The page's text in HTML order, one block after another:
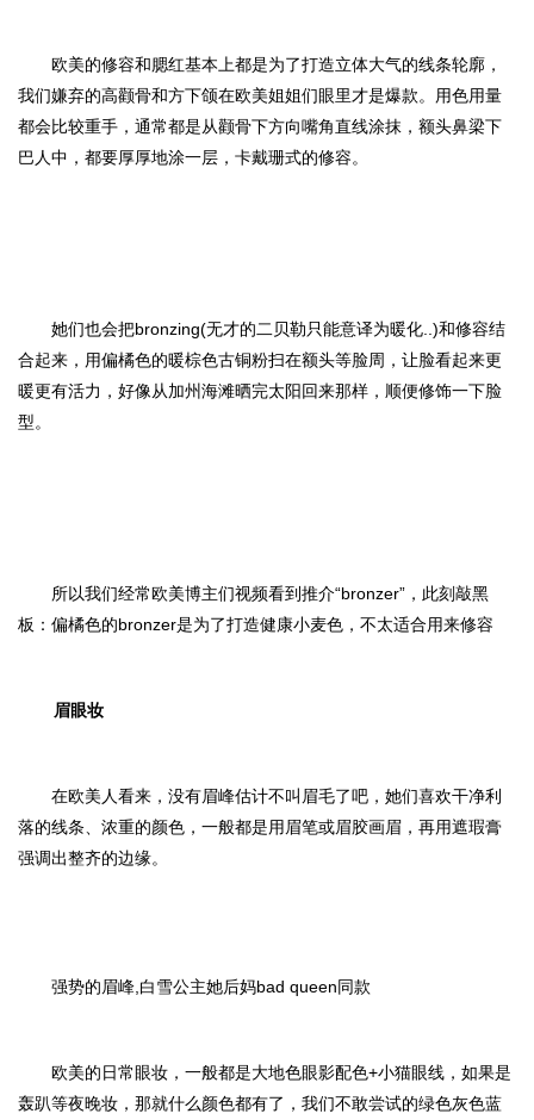
欧美的修容和腮红基本上都是为了打造立体大气的线条轮廓，
我们嫌弃的高颧骨和方下颌在欧美姐姐们眼里才是爆款。用色用量
都会比较重手，通常都是从颧骨下方向嘴角直线涂抹，额头鼻梁下
巴人中，都要厚厚地涂一层，卡戴珊式的修容。
她们也会把bronzing(无才的二贝勒只能意译为暖化..)和修容结
合起来，用偏橘色的暖棕色古铜粉扫在额头等脸周，让脸看起来更
暖更有活力，好像从加州海滩晒完太阳回来那样，顺便修饰一下脸
型。
所以我们经常欧美博主们视频看到推介“bronzer”，此刻敲黑
板：偏橘色的bronzer是为了打造健康小麦色，不太适合用来修容
眉眼妆
在欧美人看来，没有眉峰估计不叫眉毛了吧，她们喜欢干净利
落的线条、浓重的颜色，一般都是用眉笔或眉胶画眉，再用遮瑕膏
强调出整齐的边缘。
强势的眉峰,白雪公主她后妈bad queen同款
欧美的日常眼妆，一般都是大地色眼影配色+小猫眼线，如果是
轰趴等夜晚妆，那就什么颜色都有了，我们不敢尝试的绿色灰色蓝